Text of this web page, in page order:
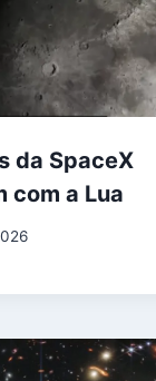
da SpaceX
com a Lua